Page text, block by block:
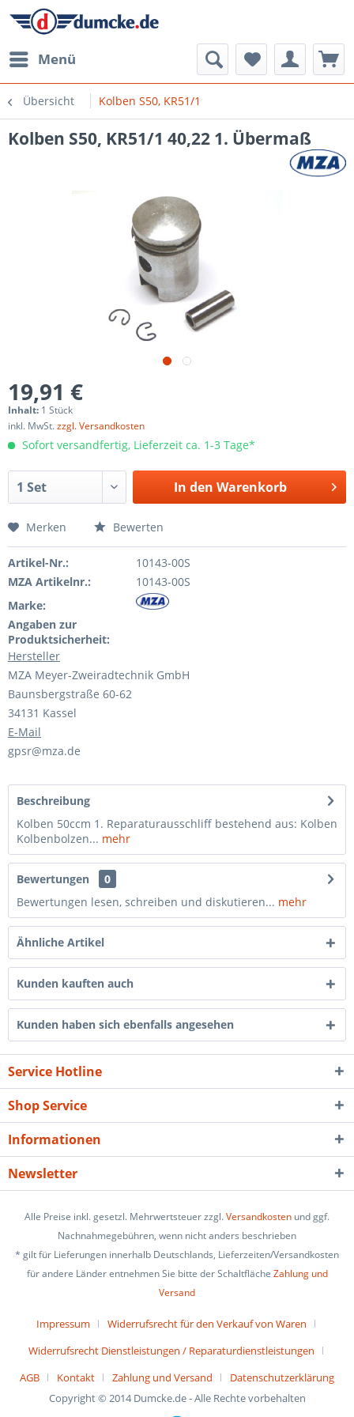
Menü
Übersicht Kolben S50, KR51/1
Kolben S50, KR51/1 40,22 1. Übermaß
19,91 €
Inhalt: 1 Stück
inkl. MwSt.zzgl. Versandkosten
Sofort versandfertig, Lieferzeit ca. 1-3 Tage*
In den Warenkorb
Merken Bewerten
Artikel-Nr.:
10143-00S
MZA Artikelnr.:
10143-00S
Marke:
Angaben zur
Produktsicherheit:
Hersteller
MZA Meyer-Zweiradtechnik GmbH
Baunsbergstraße 60-62
34131 Kassel
E-Mail
gpsr@mza.de
Beschreibung
Kolben 50ccm 1. Reparaturausschliff bestehend aus: Kolben
Kolbenbolzen... mehr
Bewertungen
0
Bewertungen lesen, schreiben und diskutieren... mehr
Ähnliche Artikel
Kunden kauften auch
Kunden haben sich ebenfalls angesehen
Service Hotline
Shop Service
Informationen
Newsletter
Alle Preise inkl. gesetzl. Mehrwertsteuer zzgl.Versandkosten und ggf.
Nachnahmegebühren, wenn nicht anders beschrieben
* gilt für Lieferungen innerhalb Deutschlands, Lieferzeiten/Versandkosten
für andere Länder entnehmen Sie bitte der Schaltfläche Zahlung und
Versand
Impressum
Widerrufsrecht für den Verkauf von Waren
Widerrufsrecht Dienstleistungen / Reparaturdienstleistungen
AGB
Kontakt Zahlung und Versand
Datenschutzerklärung
Copyright © 2014 Dumcke.de - Alle Rechte vorbehalten